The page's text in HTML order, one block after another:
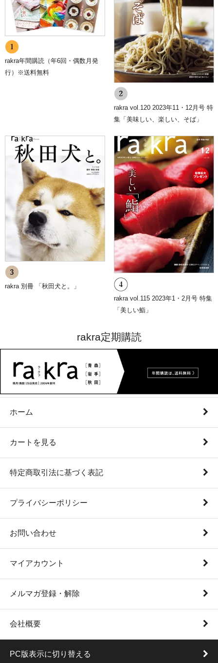
rakra年間購読（年6回・偶数月発
行）※送料無料
rakra vol.120 2023年11・12月号 特
集「美味しい、楽しい、そば」
rakra 別冊 「秋田犬と。」
rakra vol.115 2023年1・2月号 特集
「美しい鮨」
rakra定期購読
ホーム
カートを見る
特定商取引法に基づく表記
プライバシーポリシー
お問い合わせ
マイアカウント
メルマガ登録・解除
会社概要
PC版表示に切り替える